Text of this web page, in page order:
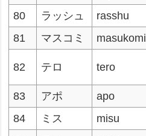
80
ラッシュ rasshu
81
マスコミ masukomi
82 テロ tero
83
アポ apo
84
ミス misu